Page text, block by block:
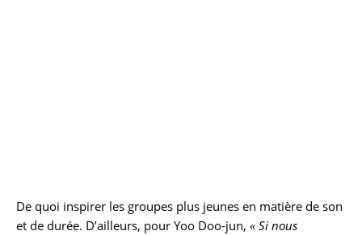
De quoi inspirer les groupes plus jeunes en matière de son
et de durée. D’ailleurs, pour Yoo Doo-jun, « Si nous